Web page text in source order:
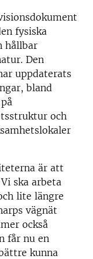
fysiska
hållbar
Den
uppdaterats
bland
och
är att
ska arbeta
lite längre
vägnät
också
får nu en
kunna